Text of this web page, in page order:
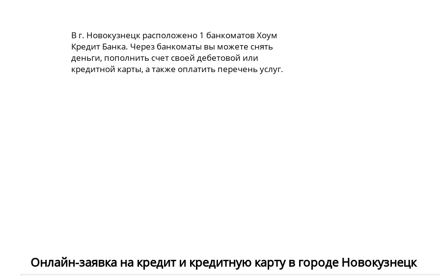
В г. Новокузнецк расположено 1 банкоматов Хоум
Кредит Банка. Через банкоматы вы можете снять
деньги, пополнить счет своей дебетовой или
кредитной карты, а также оплатить перечень услуг.
Онлайн-заявка на кредит и кредитную карту в городе Новокузнецк